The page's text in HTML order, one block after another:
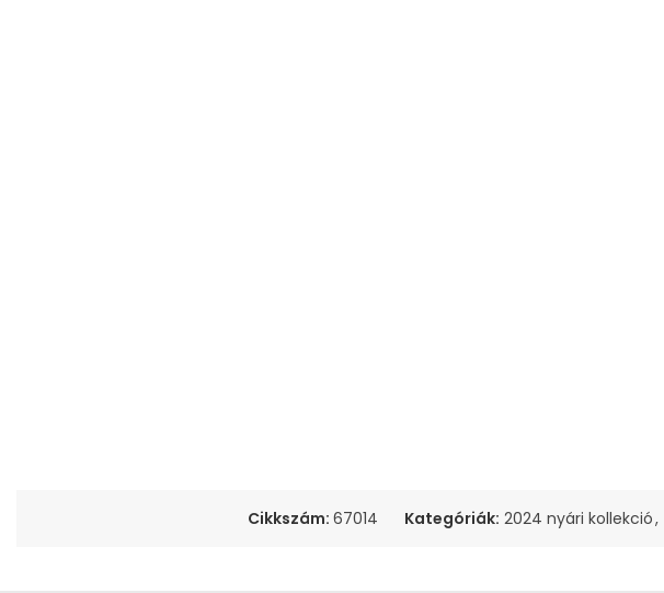
Cikkszám: 67014 Kategóriák: 2024 nyári kollekció,